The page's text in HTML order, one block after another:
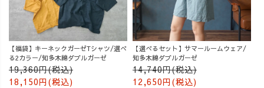
【福袋】キーネックガーゼTシャツ/選べ
る2カラー/知多木綿ダブルガーゼ
19,360円(税込)
18,150円(税込)
【選べるセット】サマールームウェア/
知多木綿ダブルガーゼ
14,740円(税込)
12,650円(税込)